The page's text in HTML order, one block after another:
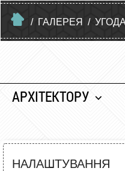
/ ГАЛЕРЕЯ /
АРХІТЕКТОРУ
НАЛАШТУВАННЯ